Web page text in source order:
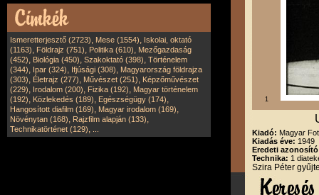
Ismeretterjesztő (2723), Mese (1554), Iskolai, oktató
(1163), Földrajz (751), Politika (610), Mezőgazdaság
(452), Biológia (450), Szakoktató (398), Történelem
(344), Ipar (324), Ifjúsági (308), Magyarország földrajza
(303), Életrajz (277), Művészet (251), Képzőművészet
(229), Irodalom (200), Fizika (192), Magyar történelem
(192), Közlekedés (189), Egészségügy (174),
Hangosított diafilm (169), Magyar irodalom (169),
Növénytan (168), Rajzfilm alapján (133),
Technikatörténet (129),
1
Kiadó: Magyar
Kiadás éve: 1949
Eredeti
Technika: 1
Szira Péter